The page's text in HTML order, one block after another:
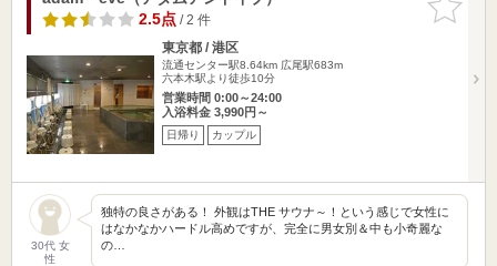
りに追加
2.5点/ 2 件
東京都 / 港区
流通センター駅8.64km 広尾駅683m
六本木駅より徒歩10分
営業時間 0:00～24:00
入浴料金 3,990円～
日帰り カップル
30代 女
性
独特の良さがある！ 外観はTHE サウナ～！という感じで女性に
はなかなかハードル高めですが、完全に男女別＆中も小奇麗な
の…